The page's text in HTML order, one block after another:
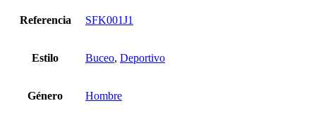
Referencia SFK001J1
Estilo Buceo, Deportivo
Género Hombre